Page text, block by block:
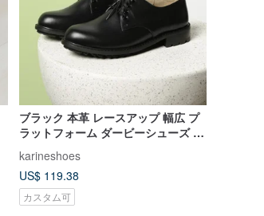
ブラック 本革 レースアップ 幅広 プ
ラットフォーム ダービーシューズ レ
ディース 革靴 カジュアルシューズ
karineshoes
US$ 119.38
カスタム可